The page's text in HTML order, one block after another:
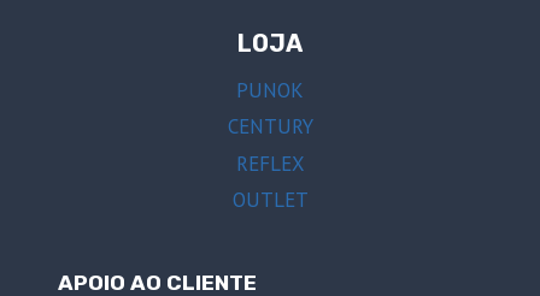
LOJA
PUNOK
CENTURY
REFLEX
OUTLET
APOIO AO CLIENTE